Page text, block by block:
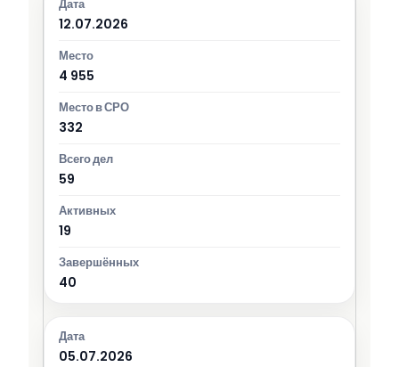
12.07.2026
4 955
332
59
19
40
05.07.2026